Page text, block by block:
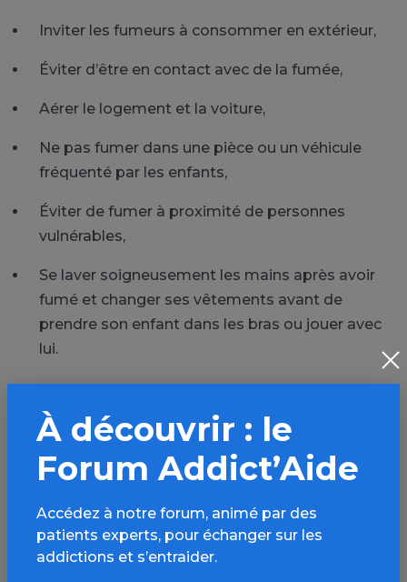
Inviter les fumeurs à consommer en extérieur,
Éviter d’être en contact avec de la fumée,
Aérer le logement et la voiture,
Ne pas fumer dans une pièce ou un véhicule
fréquenté par les enfants,
Éviter de fumer à proximité de personnes
vulnérables,
Se laver soigneusement les mains après avoir
fumé et changer ses vêtements avant de
prendre son enfant dans les bras ou jouer avec
lui.
PARTAGER
Facebook X
LinkedIn
À découvrir : le
Forum Addict’Aide
Accédez à notre forum, animé par des
patients experts, pour échanger sur les
addictions et s’entraider.